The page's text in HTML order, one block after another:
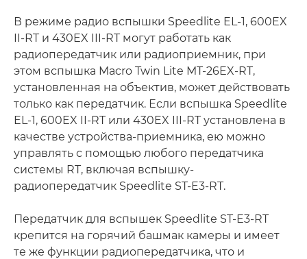
В режиме радио вспышки Speedlite EL-1, 600EX
II-RT и 430EX III-RT могут работать как
радиопередатчик или радиоприемник, при
этом вспышка Macro Twin Lite MT-26EX-RT,
установленная на объектив, может действовать
только как передатчик. Если вспышка Speedlite
EL-1, 600EX II-RT или 430EX III-RT установлена в
качестве устройства-приемника, ею можно
управлять с помощью любого передатчика
системы RT, включая вспышку-
радиопередатчик Speedlite ST-E3-RT.
Передатчик для вспышек Speedlite ST-E3-RT
крепится на горячий башмак камеры и имеет
те же функции радиопередатчика, что и